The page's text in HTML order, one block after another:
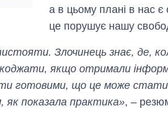
а в цьому плані в нас
це порушує нашу
Злочинець знає, де,
якщо отримали
готовими, що це може
показала практика», –